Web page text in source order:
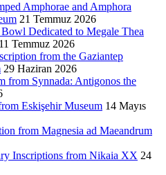
Amphorae and Amphora
21 Temmuz 2026
Dedicated to Megale Thea
11 Temmuz 2026
from the Gaziantep
29 Haziran 2026
from Synnada: Antigonos the
Eskişehir Museum 14 Mayıs
from Magnesia ad Maeandrum
Inscriptions from Nikaia XX 24